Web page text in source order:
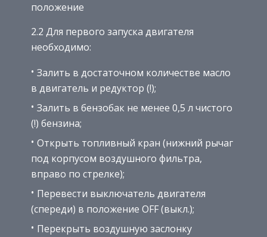
положение
2.2 Для первого запуска двигателя
необходимо:
Залить в достаточном количестве масло
в двигатель и редуктор (!);
Залить в бензобак не менее 0,5 л чистого
(!) бензина;
Открыть топливный кран (нижний рычаг
под корпусом воздушного фильтра,
вправо по стрелке);
Перевести выключатель двигателя
(спереди) в положение OFF (выкл.);
Перекрыть воздушную заслонку